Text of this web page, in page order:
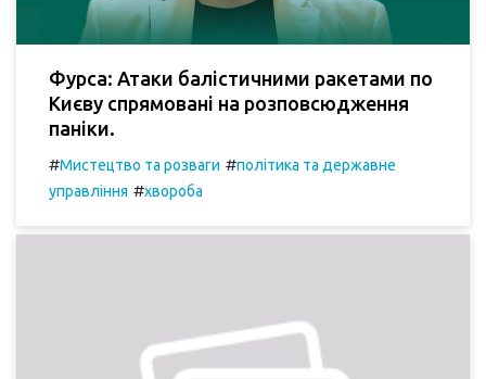
Фурса: Атаки балістичними ракетами по
Києву спрямовані на розповсюдження
паніки.
#Мистецтво та розваги #політика та державне
управління #хвороба